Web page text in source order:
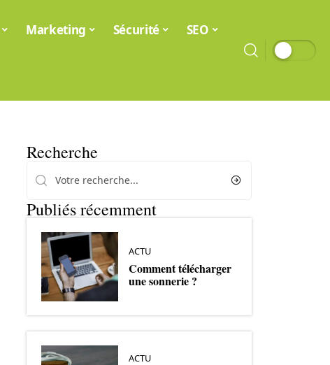
Marketing Sécurité SEO
Recherche
Publiés récemment
ACTU
Comment télécharger
une sonnerie ?
ACTU